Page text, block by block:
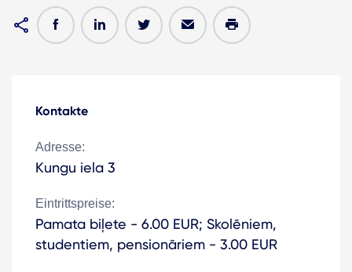
Kontakte
Adresse:
Kungu iela 3
Eintrittspreise:
Pamata biļete - 6.00 EUR; Skolēniem,
studentiem, pensionāriem - 3.00 EUR